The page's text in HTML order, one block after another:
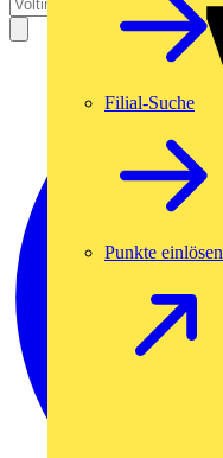
Filial-Suche
Punkte einlösen